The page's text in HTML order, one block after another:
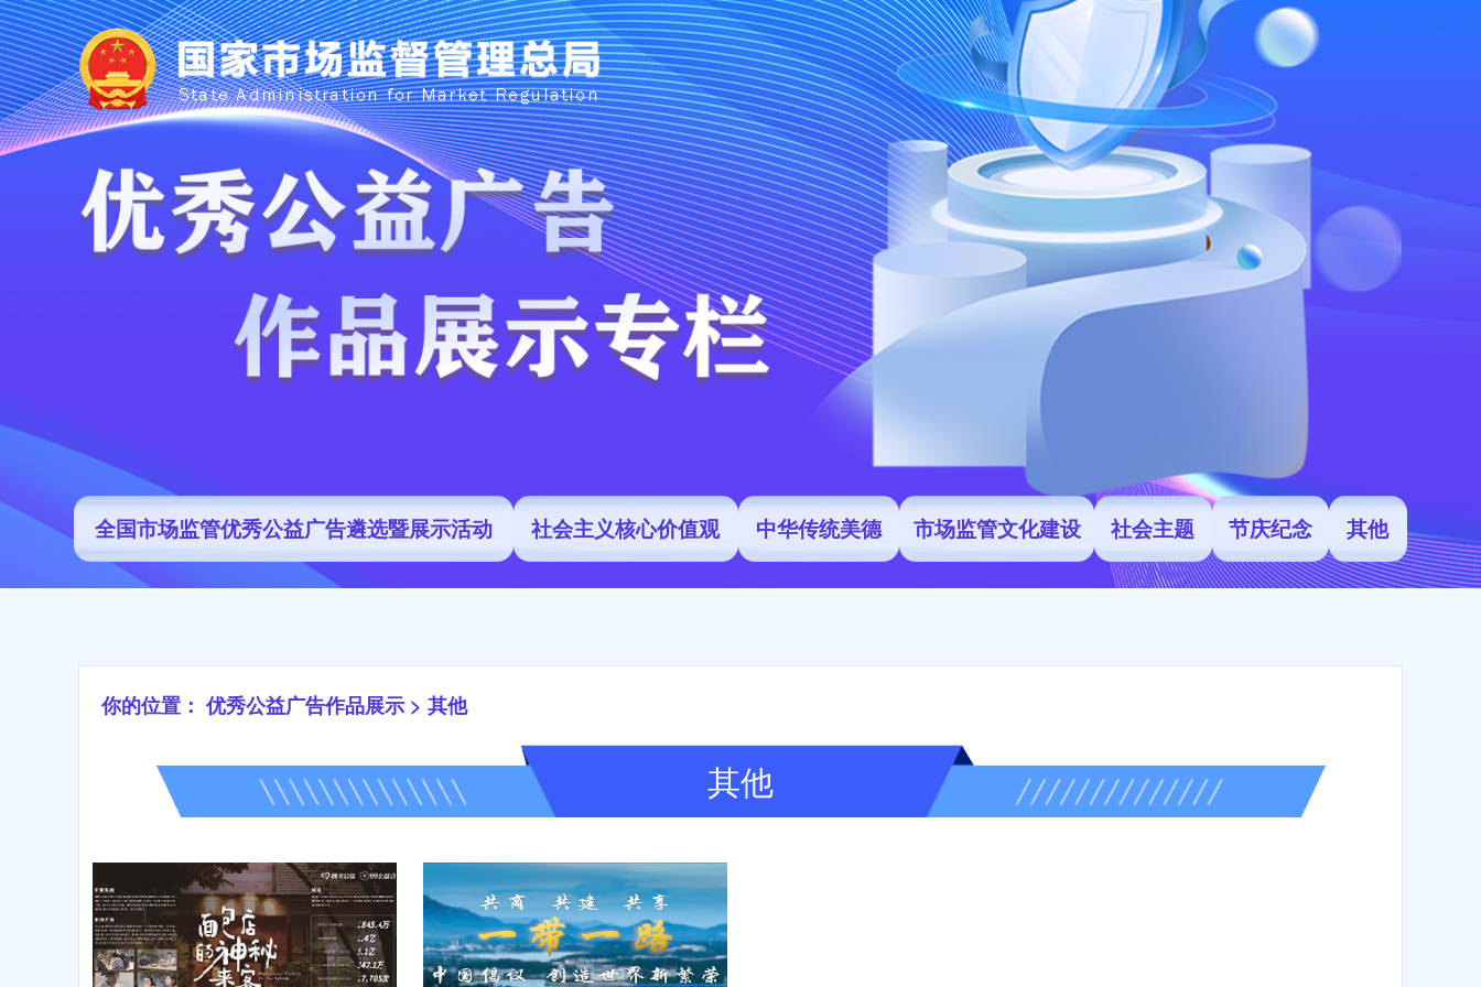
全国市场监管优秀公益广告遴选暨展示活动 社会主义核心价值观 中华传统美德 市场监管文化建设 社会主题 节庆纪念 其他
你的位置： 优秀公益广告作品展示 > 其他
其他